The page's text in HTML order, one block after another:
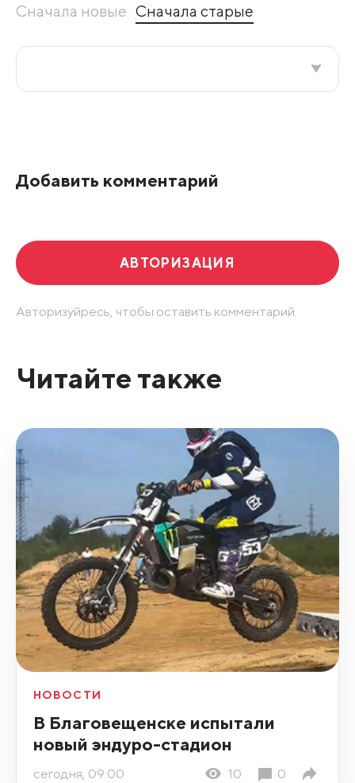
Сначала новые Сначала старые
Добавить комментарий
АВТОРИЗАЦИЯ
Авторизуйресь, чтобы оставить комментарий.
Читайте также
НОВОСТИ
В Благовещенске испытали
новый эндуро-стадион
сегодня, 09:00 10 0